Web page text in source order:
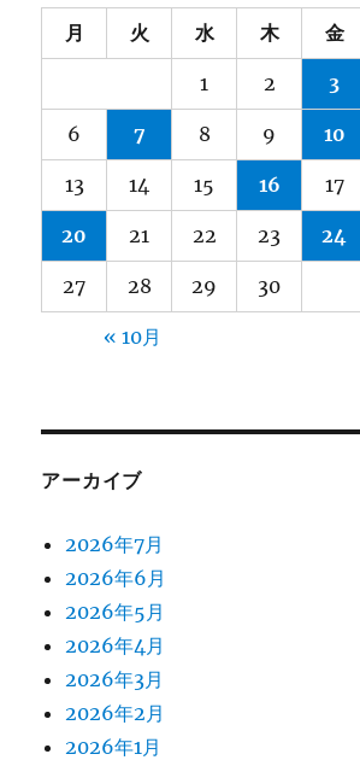
月 火 水 木 金
1 2 3
6 7 8 9 10
13 14 15 16 17
20 21 22 23 24
27 28 29 30
« 10月
アーカイブ
2026年7月
2026年6月
2026年5月
2026年4月
2026年3月
2026年2月
2026年1月